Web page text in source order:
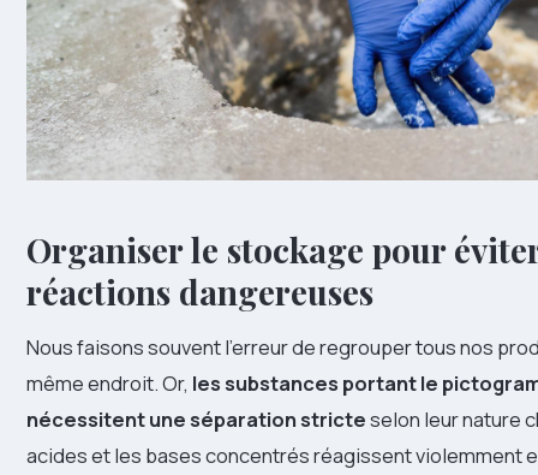
Organiser le stockage pour
réactions dangereuses
Nous faisons souvent l’erreur de regrouper tous nos
même endroit. Or, les substances portant le
nécessitent une séparation stricteselon leur nature
acides et les bases concentrés réagissent violemment